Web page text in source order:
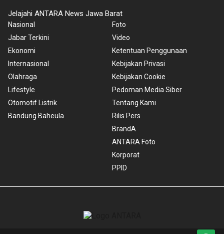
Jelajahi ANTARA News Jawa Barat
Nasional
Jabar Terkini
Ekonomi
Internasional
Olahraga
Lifestyle
Otomotif Listrik
Bandung Baheula
Foto
Video
Ketentuan Penggunaan
Kebijakan Privasi
Kebijakan Cookie
Pedoman Media Siber
Tentang Kami
Rilis Pers
BrandA
ANTARA Foto
Korporat
PPID